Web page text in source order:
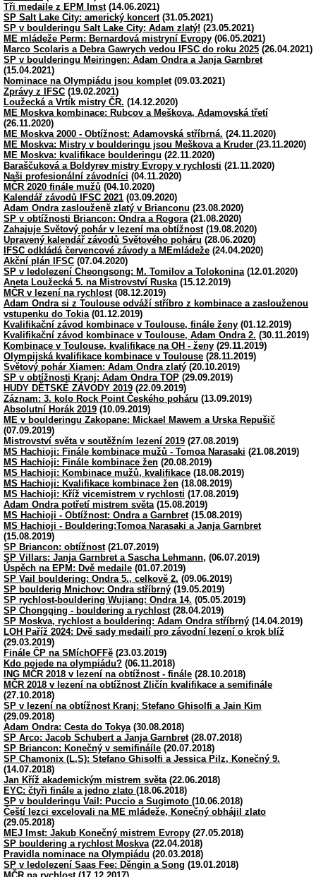
Tři medaile z EPM Imst(14.06.2021)
SP Salt Lake City: americký koncert(31.05.2021)
SP v boulderingu Salt Lake City: Adam zlatý! (23.05.2021)
ME mládeže Perm: Bernardová mistryní Evropy (06.05.2021)
Marco Scolaris a Debra Gawrych vedou IFSC do roku 2025 (26.04.2021)
SP v boulderingu Meiringen: Adam Ondra a Janja Garnbret
(15.04.2021)
Nominace na Olympiádu jsou komplet(09.03.2021)
Zprávy z IFSC (19.02.2021)
Loužecká a Vrtík mistry ČR. (14.12.2020)
ME Moskva kombinace: Rubcov a Meškova, Adamovská třetí
(26.11.2020)
ME Moskva 2000 - Obtížnost: Adamovská stříbrná. (24.11.2020)
ME Moskva: Mistry v boulderingu jsou Meškova a Kruder (23.11.2020)
ME Moskva: kvalifikace boulderingu (22.11.2020)
Baraščuková a Boldyrev mistry Evropy v rychlosti (21.11.2020)
Naši profesionální závodníci (04.11.2020)
MČR 2020 finále mužů (04.10.2020)
Kalendář závodů IFSC 2021 (03.09.2020)
Adam Ondra zaslouženě zlatý v Brianconu (23.08.2020)
SP v obtížnosti Briancon: Ondra a Rogora (21.08.2020)
Zahajuje Světový pohár v lezení ma obtížnost(19.08.2020)
Upravený kalendář závodů Světového poháru (28.06.2020)
IFSC odkládá červencové závody a MEmládeže (24.04.2020)
Akční plán IFSC (07.04.2020)
SP v ledolezení Cheongsong: M. Tomilov a Tolokonina (12.01.2020)
Aneta Loužecká 5. na Mistrovství Ruska (15.12.2019)
MČR v lezení na rychlost(08.12.2019)
Adam Ondra si z Toulouse odváží stříbro z kombinace a zaslouženou
vstupenku do Tokia (01.12.2019)
Kvalifikační závod kombinace v Toulouse, finále ženy (01.12.2019)
Kvalifikační závod kombinace v Toulouse, Adam Ondra 2. (30.11.2019)
Kombinace v Toulouse, kvalifikace na OH - ženy (29.11.2019)
Olympijská kvalifikace kombinace v Toulouse (28.11.2019)
Světový pohár Xiamen: Adam Ondra zlatý (20.10.2019)
SP v obtížnosti Kranj: Adam Ondra TOP (29.09.2019)
HUDY DĚTSKÉ ZÁVODY 2019 (22.09.2019)
Záznam: 3. kolo Rock Point Českého poháru (13.09.2019)
Absolutní Horák 2019 (10.09.2019)
ME v boulderingu Zakopane: Mickael Mawem a Urska Repušič
(07.09.2019)
Mistrovství světa v soutěžním lezení 2019 (27.08.2019)
MS Hachioji: Finále kombinace mužů - Tomoa Narasaki (21.08.2019)
MS Hachioji: Finále kombinace žen (20.08.2019)
MS Hachioji: Kombinace mužů, kvalifikace (18.08.2019)
MS Hachioji: Kvalifikace kombinace žen (18.08.2019)
MS Hachioji: Kříž vicemistrem v rychlosti (17.08.2019)
Adam Ondra potřetí mistrem světa (15.08.2019)
MS Hachioji - Obtížnost: Ondra a Garnbret(15.08.2019)
MS Hachioji - Bouldering:Tomoa Narasaki a Janja Garnbret
(15.08.2019)
SP Briancon: obtížnost(21.07.2019)
SP Villars: Janja Garnbret a Sascha Lehmann, (06.07.2019)
Úspěch na EPM: Dvě medaile (01.07.2019)
SP Vail bouldering: Ondra 5., celkově 2. (09.06.2019)
SP boulderig Mnichov: Ondra stříbrný (19.05.2019)
SP rychlost-bouldering Wujiang: Ondra 14. (05.05.2019)
SP Chongqing - bouldering a rychlost(28.04.2019)
SP Moskva, rychlost a bouldering: Adam Ondra stříbrný (14.04.2019)
LOH Paříž 2024: Dvě sady medailí pro závodní lezení o krok blíž
(29.03.2019)
Finále ČP na SMíchOFFě (23.03.2019)
Kdo pojede na olympiádu? (06.11.2018)
ING MČR 2018 v lezení na obtížnost - finále (28.10.2018)
MČR 2018 v lezení na obtížnost Zličín kvalifikace a semifinále
(27.10.2018)
SP v lezení na obtížnost Kranj: Stefano Ghisolfi a Jain Kim
(29.09.2018)
Adam Ondra: Cesta do Tokya (30.08.2018)
SP Arco: Jacob Schubert a Janja Garnbret(28.07.2018)
SP Briancon: Konečný v semifináíle (20.07.2018)
SP Chamonix (L,S): Stefano Ghisolfi a Jessica Pilz, Konečný 9.
(14.07.2018)
Jan Kříž akademickým mistrem světa (22.06.2018)
EYC: čtyři finále a jedno zlato (18.06.2018)
SP v boulderingu Vail: Puccio a Sugimoto (10.06.2018)
Čeští lezci excelovali na ME mládeže, Konečný obhájil zlato
(29.05.2018)
MEJ Imst: Jakub Konečný mistrem Evropy (27.05.2018)
SP bouldering a rychlost Moskva (22.04.2018)
Pravidla nominace na Olympiádu (20.03.2018)
SP v ledolezení Saas Fee: Děngin a Song (19.01.2018)